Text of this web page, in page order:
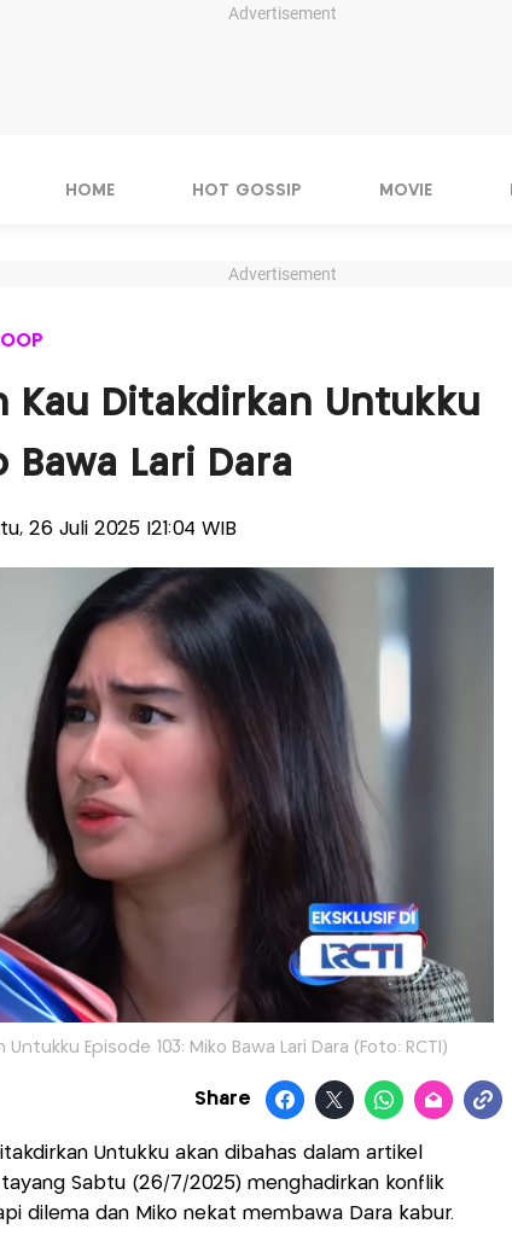
Advertisement
HOME HOT GOSSIP MOVIE
Advertisement
Kau Ditakdirkan Untukku
Bawa Lari Dara
26 Juli 2025 |21:04 WIB
Episode 103: Miko Bawa Lari Dara (Foto: RCTI)
Share
Untukku akan dibahas dalam artikel
tayang Sabtu (26/7/2025) menghadirkan konflik
dilema dan Miko nekat membawa Dara kabur.